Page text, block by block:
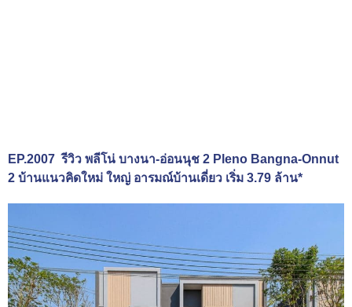
EP.2007 รีวิว พลีโน่ บางนา-อ่อนนุช 2 Pleno Bangna-Onnut
2 บ้านแนวคิดใหม่ ใหญ่ อารมณ์บ้านเดี่ยว เริ่ม 3.79 ล้าน*